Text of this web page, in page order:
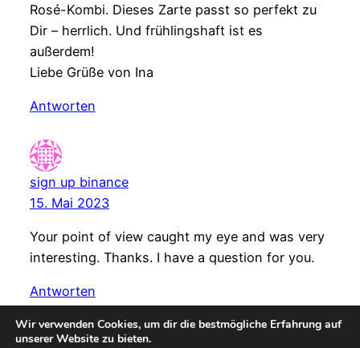
Rosé-Kombi. Dieses Zarte passt so perfekt zu
Dir – herrlich. Und frühlingshaft ist es
außerdem!
Liebe Grüße von Ina
Antworten
sign up binance
15. Mai 2023
Your point of view caught my eye and was very
interesting. Thanks. I have a question for you.
Antworten
Wir verwenden Cookies, um dir die bestmögliche Erfahrung auf
unserer Website zu bieten.